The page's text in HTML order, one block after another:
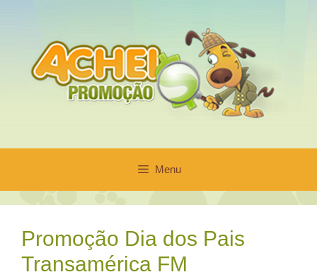
conteúdo
Menu
Promoção Dia dos Pais
Transamérica FM